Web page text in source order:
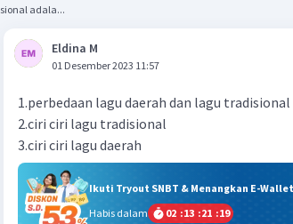
adala...
Eldina M
01 Desember 2023 11:57
1.perbedaan lagu daerah dan lagu tradisional
2.ciri ciri lagu tradisional
3.ciri ciri lagu daerah
Ikuti Tryout SNBT & Menangkan E-
Habis dalam
02 :13 :21 :18